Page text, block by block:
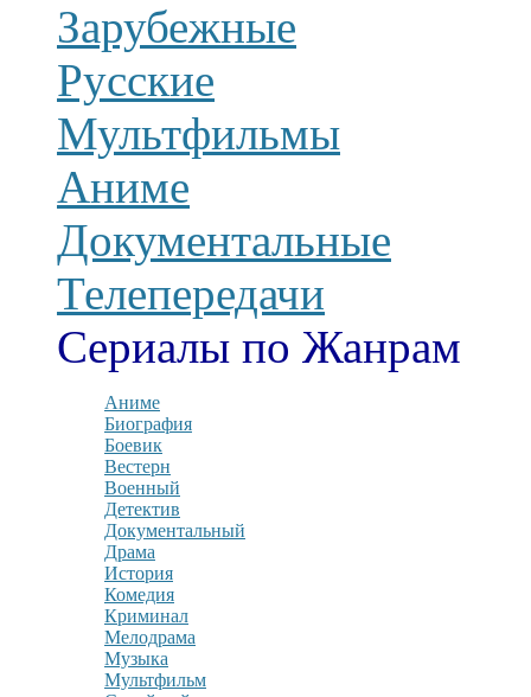
Зарубежные
Русские
Мультфильмы
Аниме
Документальные
Телепередачи
Сериалы по Жанрам
Аниме
Биография
Боевик
Вестерн
Военный
Детектив
Документальный
Драма
История
Комедия
Криминал
Мелодрама
Музыка
Мультфильм